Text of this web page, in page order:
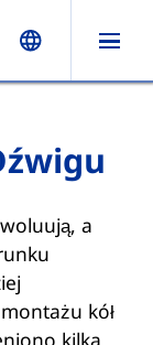
a
kół